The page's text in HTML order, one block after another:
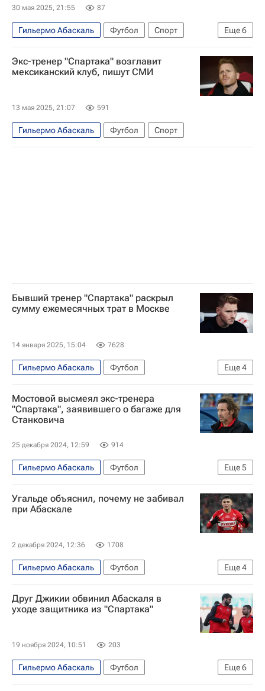
30 мая 2025, 21:55 87
Еще6
Гильермо Абаскаль Футбол
Спорт
Россия
Испания
Мексика
Спартак Москва
Атлетико (Мадрид)
Экс-тренер "Спартака" возглавит
мексиканский клуб, пишут СМИ
13 мая 2025, 21:07 591
Гильермо Абаскаль Футбол Спорт
Бывший тренер "Спартака" раскрыл
сумму ежемесячных трат в Москве
14 января 2025, 15:04 7628
Еще4
Гильермо Абаскаль
Футбол
Спартак Москва
РПЛ 2026-2027 (Чемпионат России по футболу)
Вокруг спорта
Мостовой высмеял экс-тренера
"Спартака", заявившего о багаже для
Станковича
25 декабря 2024, 12:59 914
Еще5
Гильермо Абаскаль
Футбол
Александр Мостовой
Дмитрий Аленичев
Спартак Москва
Шереметьево (аэропорт)
РПЛ 2026-2027 (Чемпионат России по футболу)
Угальде объяснил, почему не забивал
при Абаскале
2 декабря 2024, 12:36 1708
Еще4
Гильермо Абаскаль
Футбол
Манфред Угальде
Спартак Москва
Спорт
РПЛ 2026-2027 (Чемпионат России по футболу)
Друг Джикии обвинил Абаскаля в
уходе защитника из "Спартака"
19 ноября 2024, 10:51 203
Еще6
Гильермо Абаскаль
Футбол
Георгий Джикия
Владимир Кузьмичёв